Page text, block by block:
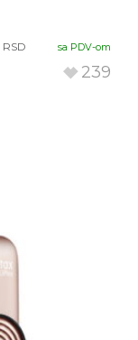
RSD sa PDV-om
239